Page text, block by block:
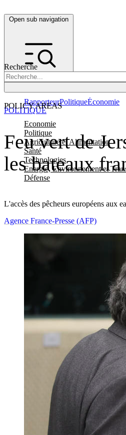
Open sub navigation
Recherche
POLICY AREAS
Economie
Politique
Agriculture et Alimentation
Santé
Technologies
Energie, Environnement et
Défense
RapporteurPolitiqueÉconomie
Feu vert de
les bateaux
L'accès des pêcheurs européens aux
POLITIQUE
Agence France-Presse (AFP)